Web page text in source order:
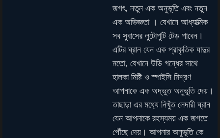
জগৎ, নতুন এক অনুভূতি এবং নতুন
এক অভিজ্ঞতা । যেখানে আধ্যাত্মিক
সব সুবাসের লুটোপুটি টেড় পাবেন।
এটির ঘ্রান যেন এক প্রাকৃতিক যাদুর
মতো, যেখানে উডি গন্ধের সাথে
হালকা মিষ্টি ও স্পাইসি মিশ্রণ
আপনাকে এক অদ্ভুত অনুভূতি দেয়।
তাছাড়া এর মধ‍্যে নিখুঁত লেদারী ঘ্রান
যেন আপনাকে রহস্যময় এক জগতে
পৌঁছে দেয়। আপনার অনুভূতি কে